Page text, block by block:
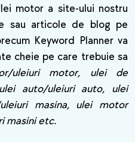
motor a site-ului nostru
sau articole de blog pe
Keyword Planner va
cheie pe care trebuie sa
uleiuri motor, ulei de
auto/uleiuri auto, ulei
masina, ulei motor
masini etc.